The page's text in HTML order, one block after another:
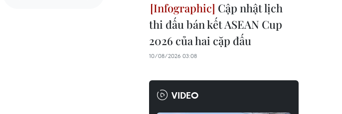
Cập nhật lịch
thi đấu bán kết ASEAN Cup
2026 của hai cặp đấu
10/08/2026 03:08
VIDEO